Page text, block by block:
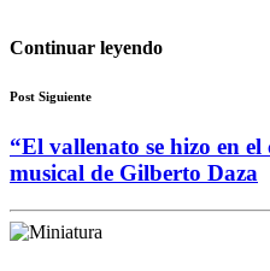
Continuar leyendo
Post Siguiente
“El vallenato se hizo en
musical de Gilberto Daza